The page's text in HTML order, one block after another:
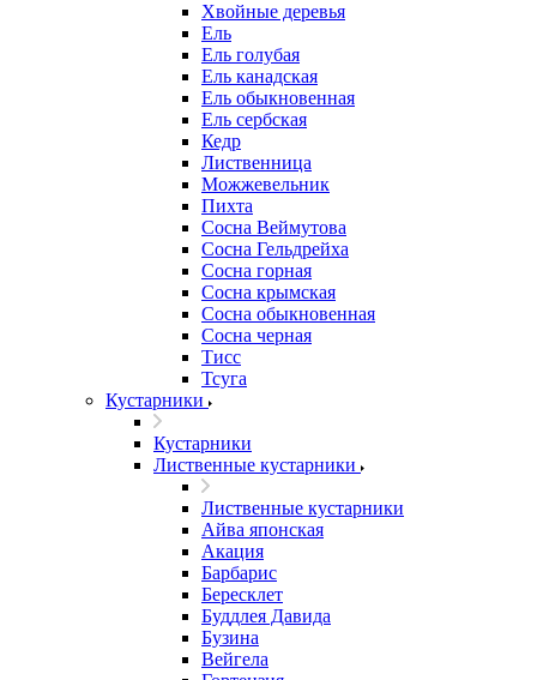
Хвойные деревья
Ель
Ель голубая
Ель канадская
Ель обыкновенная
Ель сербская
Кедр
Лиственница
Можжевельник
Пихта
Сосна Веймутова
Сосна Гельдрейха
Сосна горная
Сосна крымская
Сосна обыкновенная
Сосна черная
Тисс
Тсуга
Кустарники
Кустарники
Лиственные кустарники
Лиственные кустарники
Айва японская
Акация
Барбарис
Бересклет
Буддлея Давида
Бузина
Вейгела